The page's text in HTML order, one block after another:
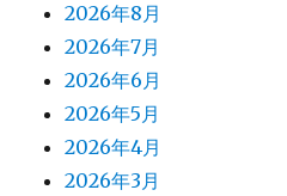
2026年8月
2026年7月
2026年6月
2026年5月
2026年4月
2026年3月